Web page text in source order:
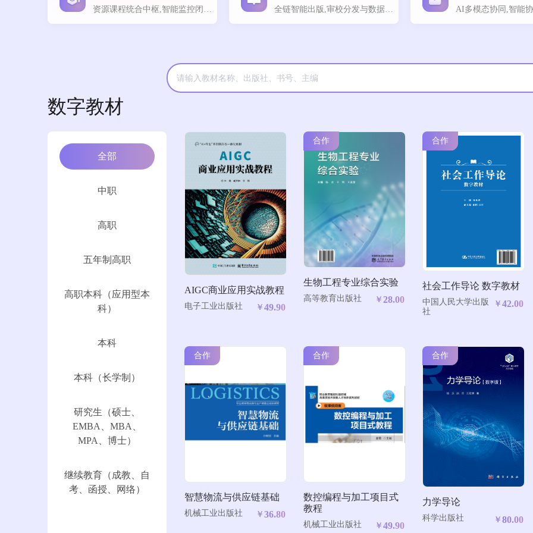
资源课程统合中枢,智能监控闭环教育生态 全链智能出版,审校分发与数据追踪一体化
数字教材
全部
中职
高职
五年制高职
高职本科（应用型本
科）
本科
本科（长学制）
研究生（硕士、
EMBA、MBA、
MPA、博士）
继续教育（成教、自
考、函授、网络）
AIGC商业应用实战教程
电子工业出版社 ￥ 49.90
合作
生物工程专业综合实验
高等教育出版社 ￥ 28.00
合作
社会工作导论 数字教材
中国人民大学出版
社
￥ 42.00
合作
智慧物流与供应链基础
机械工业出版社 ￥ 36.80
合作
数控编程与加工项目式
教程
机械工业出版社 ￥ 49.90
合作
力学导论
科学出版社 ￥ 80.00